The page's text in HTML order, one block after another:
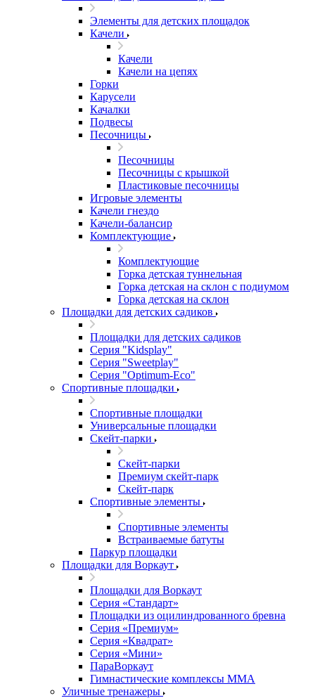
Элементы для детских площадок
Качели
Качели
Качели на цепях
Горки
Карусели
Качалки
Подвесы
Песочницы
Песочницы
Песочницы с крышкой
Пластиковые песочницы
Игровые элементы
Качели гнездо
Качели-балансир
Комплектующие
Комплектующие
Горка детская туннельная
Горка детская на склон с подиумом
Горка детская на склон
Площадки для детских садиков
Площадки для детских садиков
Серия "Kidsplay"
Серия "Sweetplay"
Серия "Оptimum-Еco"
Спортивные площадки
Спортивные площадки
Универсальные площадки
Скейт-парки
Скейт-парки
Премиум скейт-парк
Скейт-парк
Спортивные элементы
Спортивные элементы
Встраиваемые батуты
Паркур площадки
Площадки для Воркаут
Площадки для Воркаут
Серия «Стандарт»
Площадки из оцилиндрованного бревна
Серия «Премиум»
Серия «Квадрат»
Серия «Мини»
ПараВоркаут
Гимнастические комплексы ММА
Уличные тренажеры